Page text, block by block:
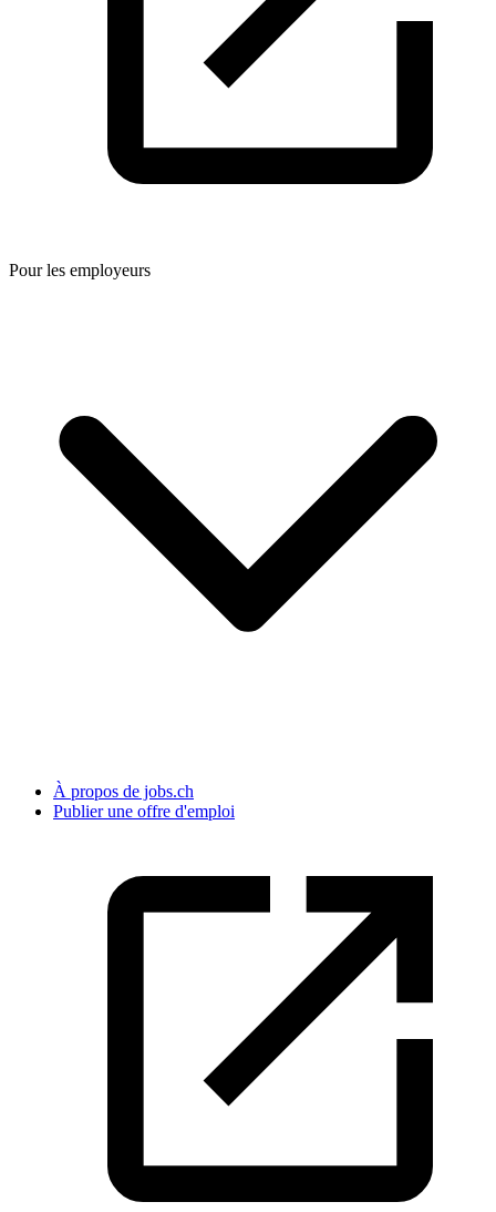
Pour les employeurs
À propos de jobs.ch
Publier une offre d'emploi